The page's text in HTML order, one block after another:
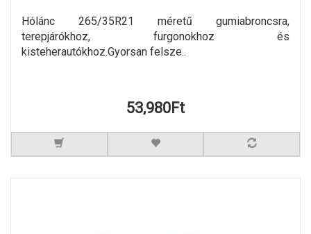
Hólánc 265/35R21 méretű gumiabroncsra,
terepjárókhoz, furgonokhoz és
kisteherautókhoz.Gyorsan felsze..
53,980Ft